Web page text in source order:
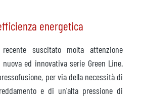
energetica
suscitato molta attenzione
ed innovativa serie Green Line.
per via della necessità di
e di un'alta pressione di